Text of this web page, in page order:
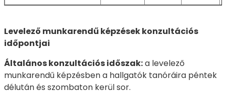
Levelező munkarendű képzések konzultációs
időpontjai
Általános konzultációs időszak:a levelező
munkarendű képzésben a hallgatók tanóráira péntek
délután és szombaton kerül sor.